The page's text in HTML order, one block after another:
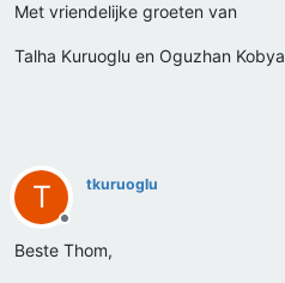
Met vriendelijke groeten van
Talha Kuruoglu en Oguzhan Kobya
T
Offline
tkuruoglu
Beste Thom,